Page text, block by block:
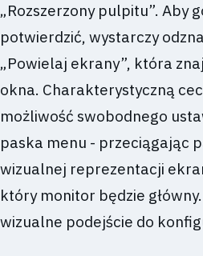
„Rozszerzony pulpitu”. Aby
potwierdzić, wystarczy
„Powielaj ekrany”, która
okna. Charakterystyczną
możliwość swobodnego
paska menu - przeciągając
wizualnej reprezentacji
który monitor będzie
wizualne podejście do